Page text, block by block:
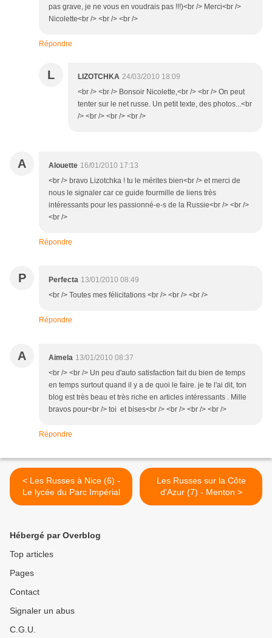
pas grave, je ne vous en voudrais pas !!!)<br /> Merci<br />
Nicolette<br /> <br /> <br />
Répondre
L LIZOTCHKA 24/03/2010 18:09
<br /> <br /> Bonsoir Nicolette,<br /> <br /> On peut
tenter sur le net russe. Un petit texte, des photos...<br
/> <br /> <br /> <br />
A Alouette 16/01/2010 17:13
<br /> bravo Lizotchka ! tu le mérites bien<br /> et merci de
nous le signaler car ce guide fourmille de liens très
intéressants pour les passionné-e-s de la Russie<br /> <br />
<br />
Répondre
P Perfecta 13/01/2010 08:49
<br /> Toutes mes félicitations <br /> <br /> <br />
Répondre
A Aimela 13/01/2010 08:37
<br /> <br /> Un peu d'auto satisfaction fait du bien de temps
en temps surtout quand il y a de quoi le faire. je te l'ai dit, ton
blog est très beau et très riche en articles intéressants . Mille
bravos pour<br /> toi et bises<br /> <br /> <br /> <br />
Répondre
< Les Russes à Nice (6) -
Le lycée du Parc Impérial
Les Russes sur la Côte
d'Azur (7) - Menton >
Hébergé par Overblog
Top articles
Pages
Contact
Signaler un abus
C.G.U.